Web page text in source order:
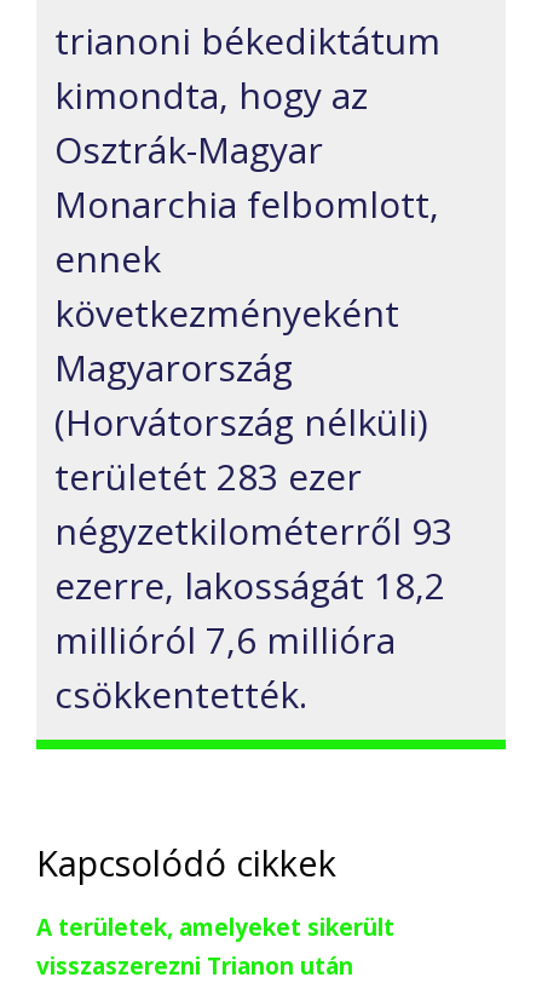
trianoni békediktátum
kimondta, hogy az
Osztrák-Magyar
Monarchia felbomlott,
ennek
következményeként
Magyarország
(Horvátország nélküli)
területét 283 ezer
négyzetkilométerről 93
ezerre, lakosságát 18,2
millióról 7,6 millióra
csökkentették.
Kapcsolódó cikkek
A területek, amelyeket sikerült
visszaszerezni Trianon után